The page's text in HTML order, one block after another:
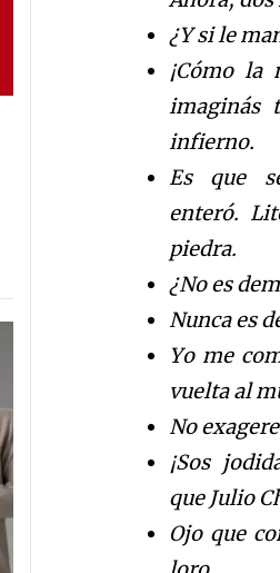
¿Y si le
¡Cómo la
imaginás
infierno.
Es que
enteró.
piedra.
¿No es
Nunca es
Yo me
vuelta al
No
¡Sos
que Julio
Ojo que c